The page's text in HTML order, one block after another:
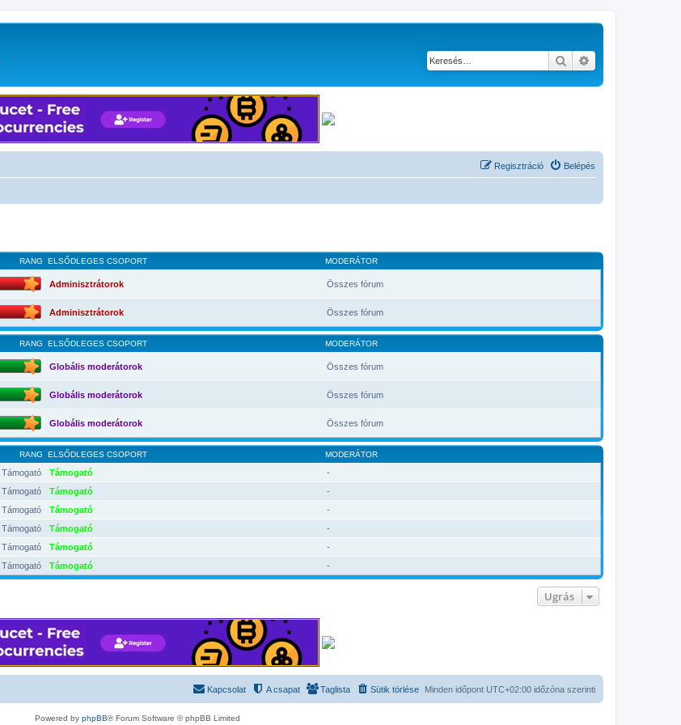
Keresés
Belépés
Regisztráció
RANG ELSŐDLEGES CSOPORT MODERÁTOR
Adminisztrátorok Összes fórum
Adminisztrátorok Összes fórum
RANG ELSŐDLEGES CSOPORT MODERÁTOR
Globális moderátorok Összes fórum
Globális moderátorok Összes fórum
Globális moderátorok Összes fórum
RANG ELSŐDLEGES CSOPORT MODERÁTOR
Támogató Támogató
-
Támogató
Támogató
-
Támogató
Támogató
-
Támogató
Támogató
-
Támogató
Támogató
-
Támogató
Támogató -
Ugrás
Minden időpont UTC+02:00 időzóna szerinti
Sütik törlése
Taglista
A csapat
Kapcsolat
Powered by phpBB® Forum Software © phpBB Limited